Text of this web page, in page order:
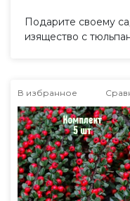
Подарите своему
изящество с
В избранное